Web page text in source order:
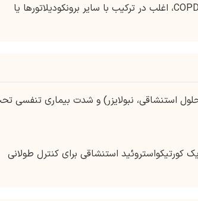
فرموترول برای بهبود عملکرد ریه و کاهش علائم در افراد مبتلا به COPD، اغلب در ترکیب با سایر برونکودیلاتورها یا
استنشاقی، نبولایزر) و شدت بیماری تنفسی
کورتیکواستروئید استنشاقی برای کنترل طولانی